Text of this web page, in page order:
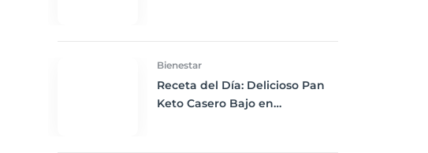
Bienestar
Receta del Día: Delicioso Pan
Keto Casero Bajo en